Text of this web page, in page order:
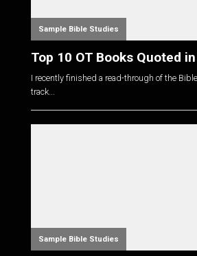
Sample Bible Studies
Top 10 OT Books Quoted
I recently finished a read-through of the
track...
Sample Bible Studies